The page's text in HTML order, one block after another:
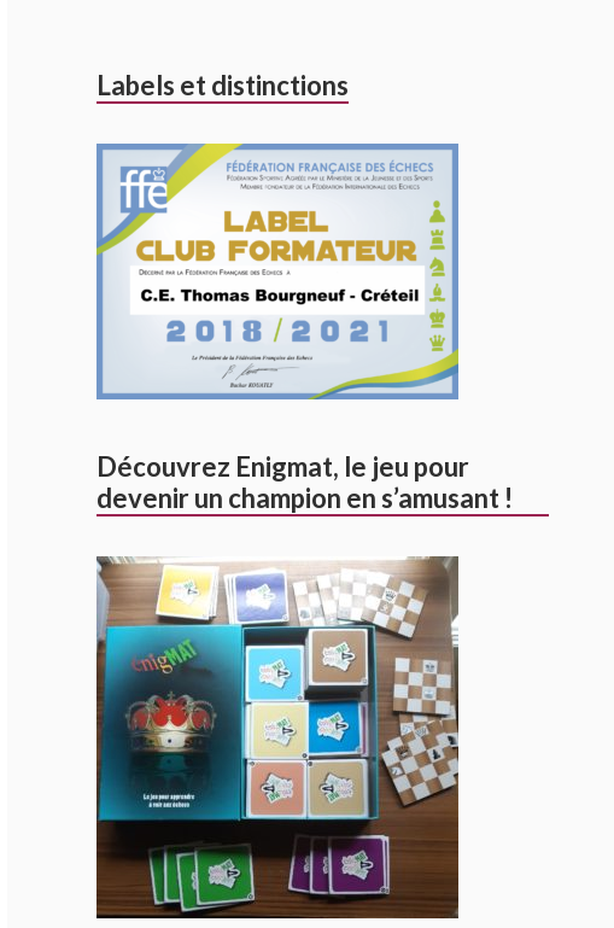
Labels et distinctions
Découvrez Enigmat, le jeu pour
devenir un champion en s’amusant !